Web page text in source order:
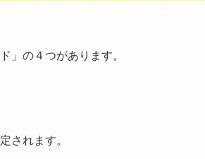
の４つがあります。
されます。